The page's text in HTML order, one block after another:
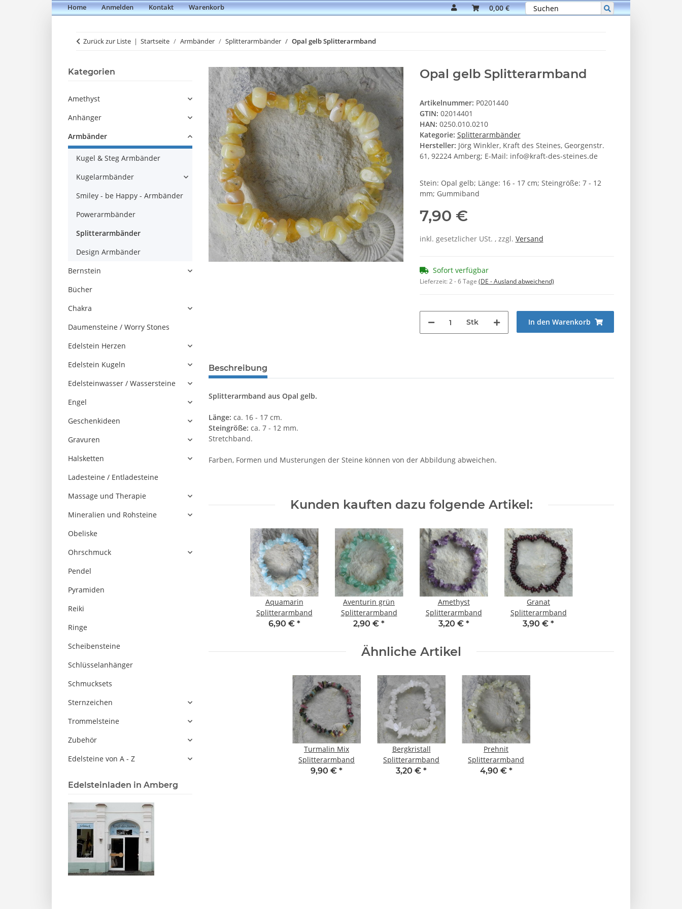
Home Anmelden Kontakt Warenkorb 0,00 €
Zurück zur Liste Startseite Armbänder Splitterarmbänder Opal gelb Splitterarmband
Opal gelb Splitterarmband
Artikelnummer: P0201440
GTIN: 02014401
HAN: 0250.010.0210
Kategorie: Splitterarmbänder
Hersteller: Jörg Winkler, Kraft des Steines, Georgenstr.
61, 92224 Amberg; E-Mail: info@kraft-des-steines.de
Stein: Opal gelb; Länge: 16 - 17 cm; Steingröße: 7 - 12
mm; Gummiband
7,90 €
inkl. gesetzlicher USt. , zzgl. Versand
Sofort verfügbar
Lieferzeit:2 - 6 Tage (DE - Ausland abweichend)
Stk In den Warenkorb
Beschreibung
Splitterarmband aus Opal gelb.
Länge: ca. 16 - 17 cm.
Steingröße: ca. 7 - 12 mm.
Stretchband.
Farben, Formen und Musterungen der Steine können von der Abbildung abweichen.
Kunden kauften dazu folgende Artikel:
Aquamarin
Splitterarmband
6,90 € *
Aventurin grün
Splitterarmband
2,90 € *
Amethyst
Splitterarmband
3,20 € *
Granat
Splitterarmband
3,90 € *
Ähnliche Artikel
Turmalin Mix
Splitterarmband
9,90 € *
Bergkristall
Splitterarmband
3,20 € *
Prehnit
Splitterarmband
4,90 € *
Kategorien
Amethyst
Anhänger
Armbänder
Kugel & Steg Armbänder
Kugelarmbänder
Smiley - be Happy - Armbänder
Powerarmbänder
Splitterarmbänder
Design Armbänder
Bernstein
Bücher
Chakra
Daumensteine / Worry Stones
Edelstein Herzen
Edelstein Kugeln
Edelsteinwasser / Wassersteine
Engel
Geschenkideen
Gravuren
Halsketten
Ladesteine / Entladesteine
Massage und Therapie
Mineralien und Rohsteine
Obeliske
Ohrschmuck
Pendel
Pyramiden
Reiki
Ringe
Scheibensteine
Schlüsselanhänger
Schmucksets
Sternzeichen
Trommelsteine
Zubehör
Edelsteine von A - Z
Edelsteinladen in Amberg